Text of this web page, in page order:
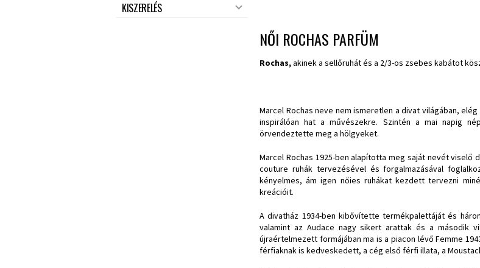
KISZERELÉS
NŐI ROCHAS PARFÜM
Rochas,akinek a sellőruhát és a 2/3-os zsebes kabátot
Marcel Rochas neve nem ismeretlen a divat világában,
inspirálóan hat a művészekre. Szintén a mai napig
örvendeztette meg a hölgyeket.
Marcel Rochas 1925-ben alapította meg saját nevét
couture ruhák tervezésével és forgalmazásával
kényelmes, ám igen nőies ruhákat kezdett tervezni
kreációit.
A divatház 1934-ben kibővítette termékpalettáját és
valamint az Audace nagy sikert arattak és a második
újraértelmezett formájában ma is a piacon lévő Femme
férfiaknak is kedveskedett, a cég első férfi illata, a